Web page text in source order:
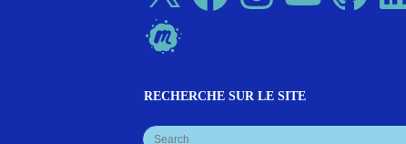
Meetup
RECHERCHE SUR LE SITE